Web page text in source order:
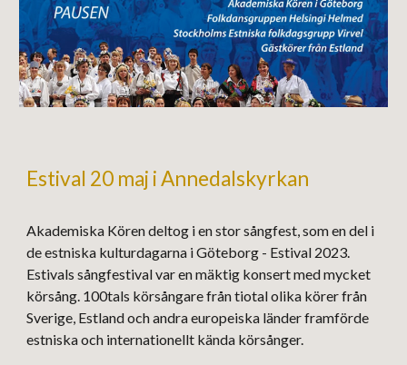
Estival 20 maj i Annedalskyrkan
Akademiska Kören deltog i en stor sångfest, som en del i
de estniska kulturdagarna i Göteborg - Estival 2023.
Estivals sångfestival var en mäktig konsert med mycket
körsång. 100tals körsångare från tiotal olika körer från
Sverige, Estland och andra europeiska länder framförde
estniska och internationellt kända körsånger.